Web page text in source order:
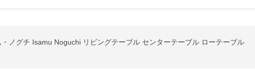
ノグチ Isamu Noguchi リビングテーブル センターテーブル ローテーブル